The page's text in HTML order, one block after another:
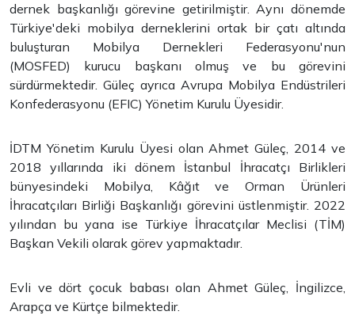
dernek başkanlığı görevine getirilmiştir. Aynı dönemde
Türkiye'deki mobilya derneklerini ortak bir çatı altında
buluşturan Mobilya Dernekleri Federasyonu'nun
(MOSFED) kurucu başkanı olmuş ve bu görevini
sürdürmektedir. Güleç ayrıca Avrupa Mobilya Endüstrileri
Konfederasyonu (EFIC) Yönetim Kurulu Üyesidir.
İDTM Yönetim Kurulu Üyesi olan Ahmet Güleç, 2014 ve
2018 yıllarında iki dönem İstanbul İhracatçı Birlikleri
bünyesindeki Mobilya, Kâğıt ve Orman Ürünleri
İhracatçıları Birliği Başkanlığı görevini üstlenmiştir. 2022
yılından bu yana ise Türkiye İhracatçılar Meclisi (TİM)
Başkan Vekili olarak görev yapmaktadır.
Evli ve dört çocuk babası olan Ahmet Güleç, İngilizce,
Arapça ve Kürtçe bilmektedir.